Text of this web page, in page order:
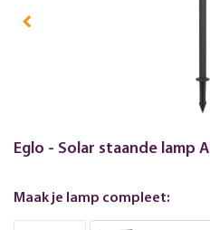
Eglo - Solar staande lamp
Maak je lamp compleet: